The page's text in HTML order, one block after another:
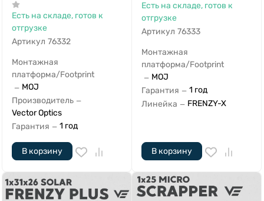
Есть на складе, готов к
отгрузке
Артикул 76332
Монтажная
платформа/Footprint
— MOJ
Производитель —
Vector Optics
Гарантия — 1 год
В корзину
Есть на складе, готов к
отгрузке
Артикул 76333
Монтажная
платформа/Footprint
— MOJ
Гарантия — 1 год
Линейка — FRENZY-X
В корзину